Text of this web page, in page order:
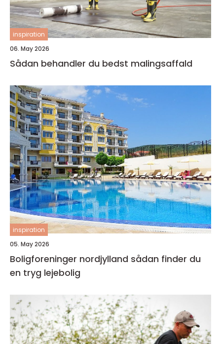
inspiration
06. May 2026
Sådan behandler du bedst malingsaffald
inspiration
05. May 2026
Boligforeninger nordjylland sådan finder du
en tryg lejebolig